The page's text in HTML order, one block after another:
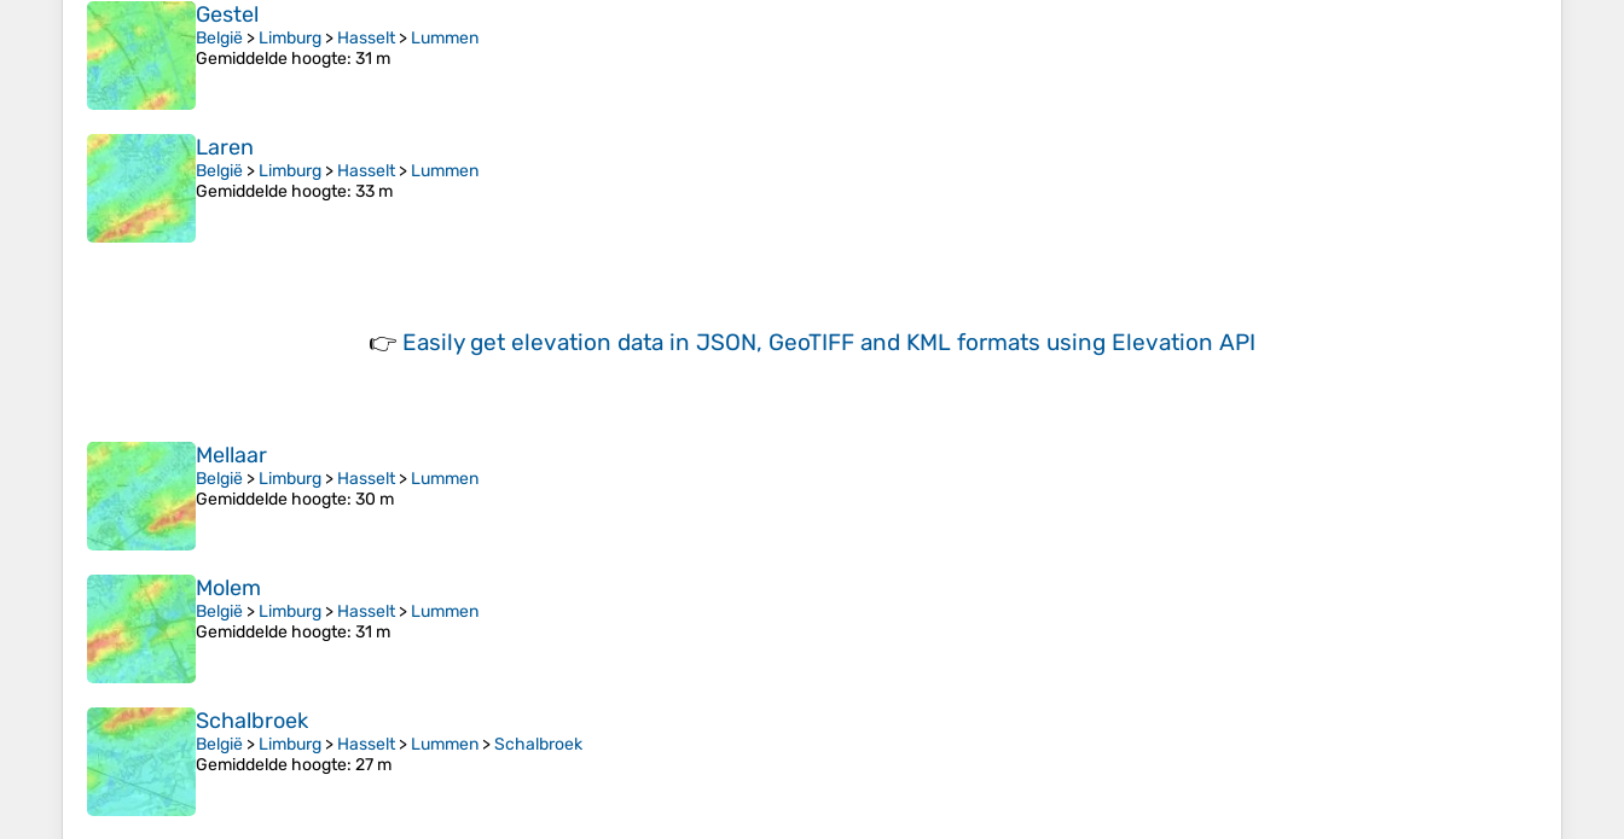
Gestel
België > Limburg > Hasselt> Lummen
Gemiddelde hoogte: 31 m
Laren
België > Limburg > Hasselt> Lummen
Gemiddelde hoogte: 33 m
👉 Easily get elevation data in JSON, GeoTIFF and KML formats using Elevation API
Mellaar
België > Limburg > Hasselt> Lummen
Gemiddelde hoogte: 30 m
Molem
België > Limburg > Hasselt> Lummen
Gemiddelde hoogte: 31 m
Schalbroek
België > Limburg > Hasselt> Lummen >Schalbroek
Gemiddelde hoogte: 27 m